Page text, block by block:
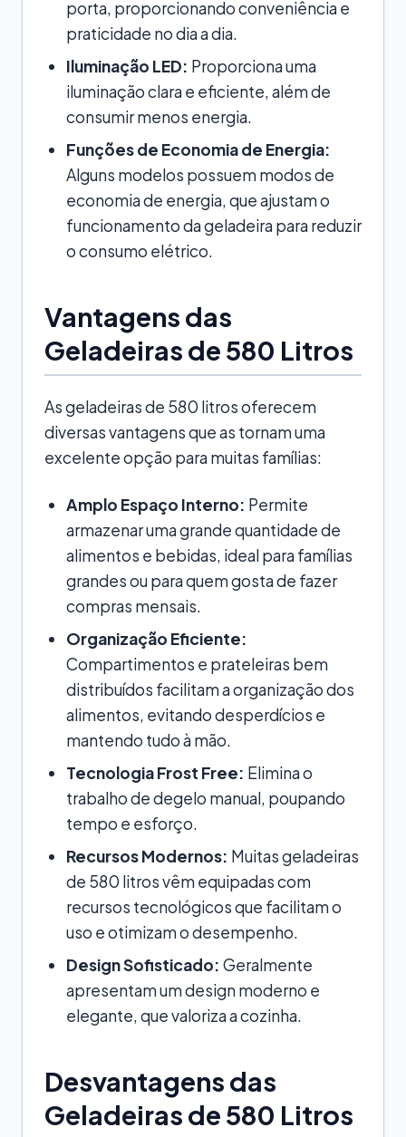
porta, proporcionando conveniência e
praticidade no dia a dia.
Iluminação LED: Proporciona uma
iluminação clara e eficiente, além de
consumir menos energia.
Funções de Economia de Energia:
Alguns modelos possuem modos de
economia de energia, que ajustam o
funcionamento da geladeira para reduzir
o consumo elétrico.
Vantagens das
Geladeiras de 580 Litros
As geladeiras de 580 litros oferecem
diversas vantagens que as tornam uma
excelente opção para muitas famílias:
Amplo Espaço Interno: Permite
armazenar uma grande quantidade de
alimentos e bebidas, ideal para famílias
grandes ou para quem gosta de fazer
compras mensais.
Organização Eficiente:
Compartimentos e prateleiras bem
distribuídos facilitam a organização dos
alimentos, evitando desperdícios e
mantendo tudo à mão.
Tecnologia Frost Free: Elimina o
trabalho de degelo manual, poupando
tempo e esforço.
Recursos Modernos: Muitas geladeiras
de 580 litros vêm equipadas com
recursos tecnológicos que facilitam o
uso e otimizam o desempenho.
Design Sofisticado: Geralmente
apresentam um design moderno e
elegante, que valoriza a cozinha.
Desvantagens das
Geladeiras de 580 Litros